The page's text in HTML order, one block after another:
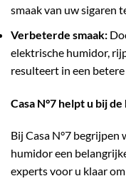
smaak van uw sigaren
Verbeterde smaak:
elektrische humidor,
resulteert in een
Casa N°7 helpt u bij
Bij Casa N°7 begrijpen
humidor een
expertsvoor u klaar